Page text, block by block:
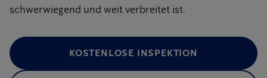
schwerwiegend und weit verbreitet ist.
KOSTENLOSE INSPEKTION